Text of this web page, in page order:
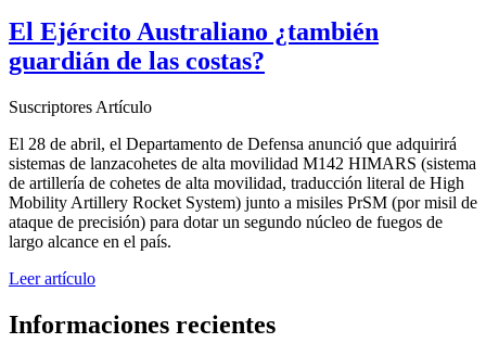
El Ejército Australiano ¿también
guardián de las costas?
Suscriptores Artículo
El 28 de abril, el Departamento de Defensa anunció que adquirirá
sistemas de lanzacohetes de alta movilidad M142 HIMARS (sistema
de artillería de cohetes de alta movilidad, traducción literal de High
Mobility Artillery Rocket System) junto a misiles PrSM (por misil de
ataque de precisión) para dotar un segundo núcleo de fuegos de
largo alcance en el país.
Leer artículo
Informaciones recientes